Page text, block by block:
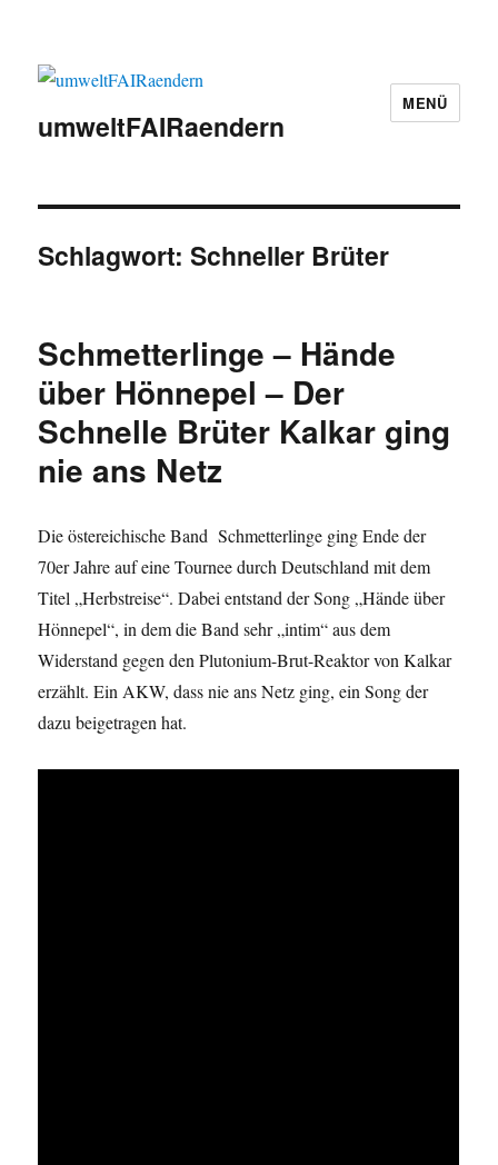
umweltFAIRaendern
MENÜ
Schlagwort:Schneller Brüter
Schmetterlinge – Hände
über Hönnepel – Der
Schnelle Brüter Kalkar ging
nie ans Netz
Die östereichische Band Schmetterlinge ging Ende der
70er Jahre auf eine Tournee durch Deutschland mit dem
Titel „Herbstreise“. Dabei entstand der Song „Hände über
Hönnepel“, in dem die Band sehr „intim“ aus dem
Widerstand gegen den Plutonium-Brut-Reaktor von Kalkar
erzählt. Ein AKW, dass nie ans Netz ging, ein Song der
dazu beigetragen hat.